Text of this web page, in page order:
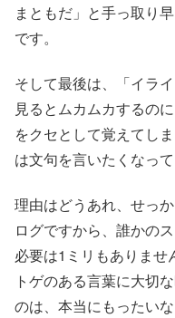
まともだ」と手っ取り
です。
そして最後は、「イラ
見るとムカムカするの
をクセとして覚えてし
は文句を言いたくなって
理由はどうあれ、せっ
ログですから、誰かの
必要は1ミリもありませ
トゲのある言葉に大切
のは、本当にもったいな